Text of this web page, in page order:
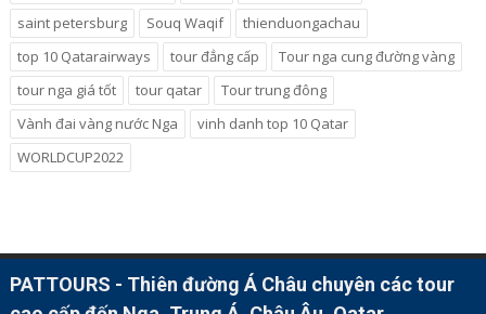
saint petersburg
Souq Waqif
thienduongachau
top 10 Qatarairways
tour đẳng cấp
Tour nga cung đường vàng
tour nga giá tốt
tour qatar
Tour trung đông
Vành đai vàng nước Nga
vinh danh top 10 Qatar
WORLDCUP2022
PATTOURS - Thiên đường Á Châu chuyên các tour